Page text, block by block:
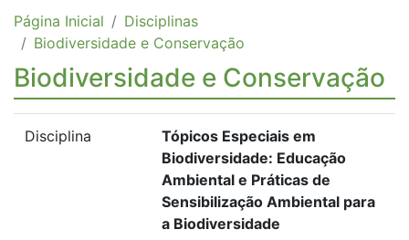
Página Inicial
Disciplinas
Biodiversidade e Conservação
Biodiversidade e Conservação
Disciplina
Tópicos Especiais em
Biodiversidade: Educação
Ambiental e Práticas de
Sensibilização Ambiental para
a Biodiversidade